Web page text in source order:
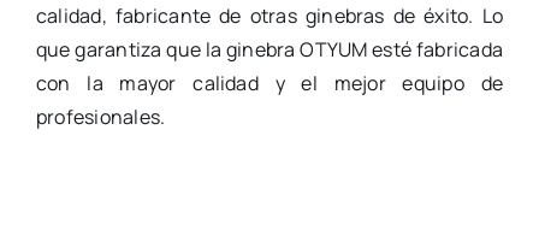
calidad, fabricante de otras ginebras de éxito. Lo
que garantiza que la ginebra OTYUM esté fabricada
con la mayor calidad y el mejor equipo de
profesionales.